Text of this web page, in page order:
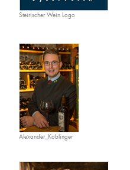
Steirischer Wein Logo
Alexander_Koblinger